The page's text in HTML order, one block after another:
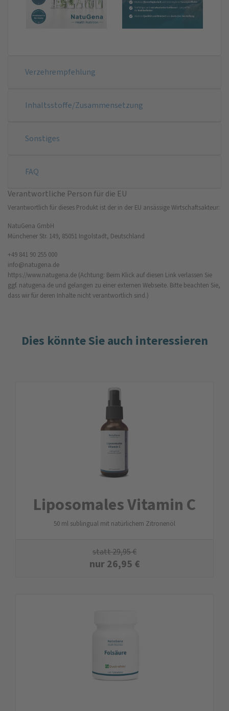
Verzehrempfehlung
Inhaltsstoffe/Zusammensetzung
Sonstiges
FAQ
Verantwortliche Person für die EU
Verantwortlich für dieses Produkt ist der in der EU ansässige Wirtschaftsakteur:
NatuGena GmbH
Münchener Str. 149, 85051 Ingolstadt, Deutschland
+49 841 90 255 000
info@natugena.de
https://www.natugena.de (Achtung: Beim Klick auf diesen Link verlassen Sie
ggf. natugena.de und gelangen zu einer externen Webseite. Bitte beachten Sie,
dass wir für deren Inhalte nicht verantwortlich sind.)
Dies könnte Sie auch interessieren
Liposomales Vitamin C
50 ml sublingual mit natürlichem Zitronenöl
statt29,95€
nur26,95 €